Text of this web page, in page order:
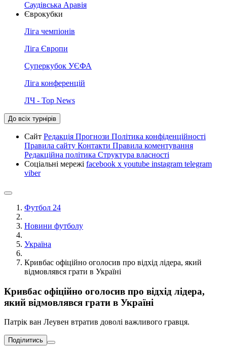
Саудівська Аравія
Єврокубки
Ліга чемпіонів
Ліга Європи
Суперкубок УЄФА
Ліга конференцій
ЛЧ - Top News
До всіх турнірів
Сайт Редакція Прогнози Політика конфіденційності
Правила сайту Контакти Правила коментування
Редакційна політика Структура власності
Соціальні мережі facebook x youtube instagram telegram
viber
Футбол 24
Новини футболу
Україна
Кривбас офіційно оголосив про відхід лідера, який
відмовлявся грати в Україні
Кривбас офіційно оголосив про відхід лідера,
який відмовлявся грати в Україні
Патрік ван Леувен втратив доволі важливого гравця.
Поділитись